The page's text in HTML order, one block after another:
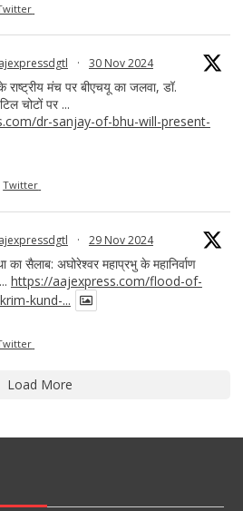
· 30 Nov 2024
राष्ट्रीय मंच पर बीएचयू का जलवा, डॉ.
चोटों पर ...
dr-sanjay-of-bhu-will-present-
Twitter
· 29 Nov 2024
सैलाब: अघोरेश्वर महाप्रभु के महानिर्वाण
https://aajexpress.com/flood-of-
kund-...
Load More